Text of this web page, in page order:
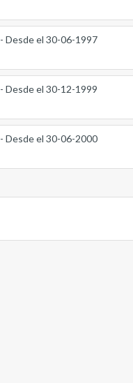
- Desde el 30-06-1997
- Desde el 30-12-1999
- Desde el 30-06-2000